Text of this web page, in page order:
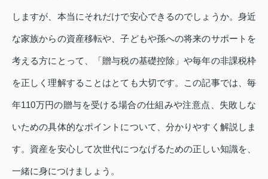
しますが、本当にそれだけで安心できるのでしょうか。身近
な家族からの資産移転や、子どもや孫への将来のサポートを
考える方にとって、「贈与税の基礎控除」や毎年の非課税枠
を正しく理解することはとても大切です。この記事では、毎
年110万円の贈与を受ける場合の仕組みや注意点、失敗しな
いための具体的なポイントについて、分かりやすく解説しま
す。資産を安心して次世代につなげるための正しい知識を、
一緒に身につけましょう。